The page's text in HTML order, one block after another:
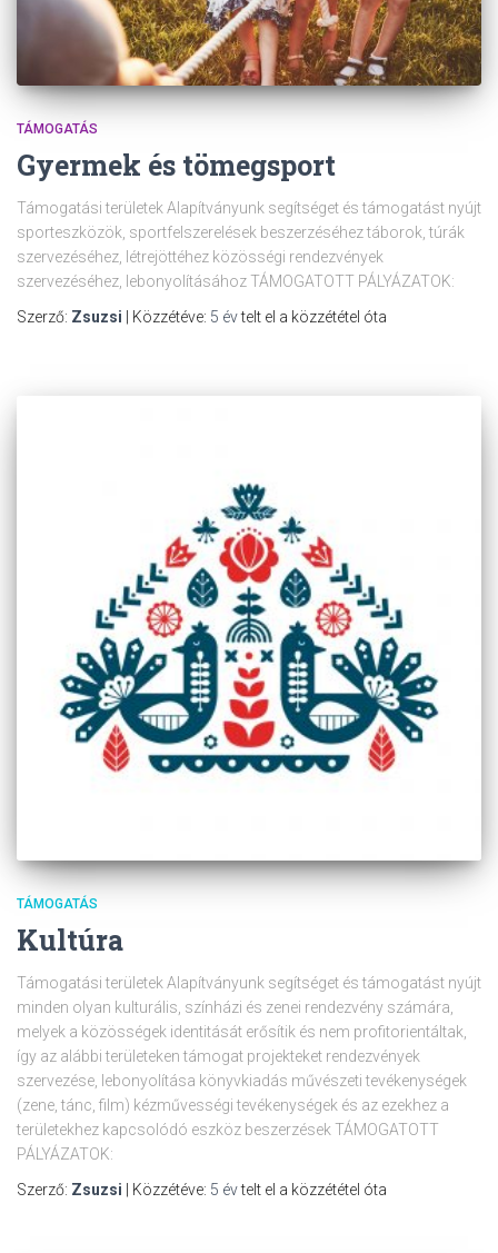
TÁMOGATÁS
Gyermek és tömegsport
Támogatási területek Alapítványunk segítséget és támogatást nyújt
sporteszközök, sportfelszerelések beszerzéséhez táborok, túrák
szervezéséhez, létrejöttéhez közösségi rendezvények
szervezéséhez, lebonyolításához TÁMOGATOTT PÁLYÁZATOK:
Szerző: Zsuzsi | Közzétéve: 5 évtelt el a közzététel óta
TÁMOGATÁS
Kultúra
Támogatási területek Alapítványunk segítséget és támogatást nyújt
minden olyan kulturális, színházi és zenei rendezvény számára,
melyek a közösségek identitását erősítik és nem profitorientáltak,
így az alábbi területeken támogat projekteket rendezvények
szervezése, lebonyolítása könyvkiadás művészeti tevékenységek
(zene, tánc, film) kézművességi tevékenységek és az ezekhez a
területekhez kapcsolódó eszköz beszerzések TÁMOGATOTT
PÁLYÁZATOK:
Szerző: Zsuzsi | Közzétéve: 5 évtelt el a közzététel óta